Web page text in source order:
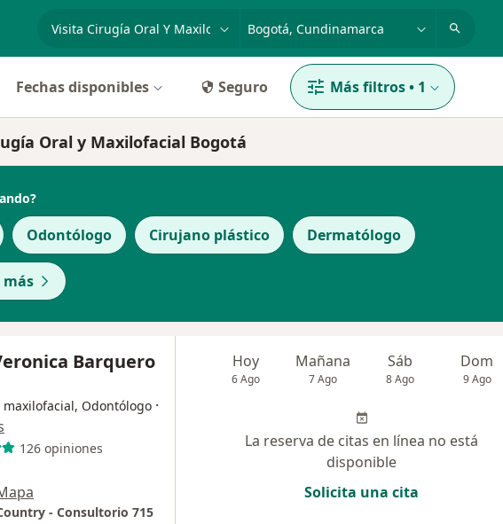
especialidad, enfermedad o nombre
p. ej. Bogotá
Fechas disponibles Seguro Más filtros• 1
Oral y Maxilofacial Bogotá
Odontólogo Cirujano plástico Dermatólogo
más
Barquero
maxilofacial, Odontólogo ·
126 opiniones
- Consultorio 715
Hoy
6 Ago
Mañana
7 Ago
Sáb
8 Ago
Dom
9 Ago
La reserva de citas en línea no está
disponible
Solicita una cita